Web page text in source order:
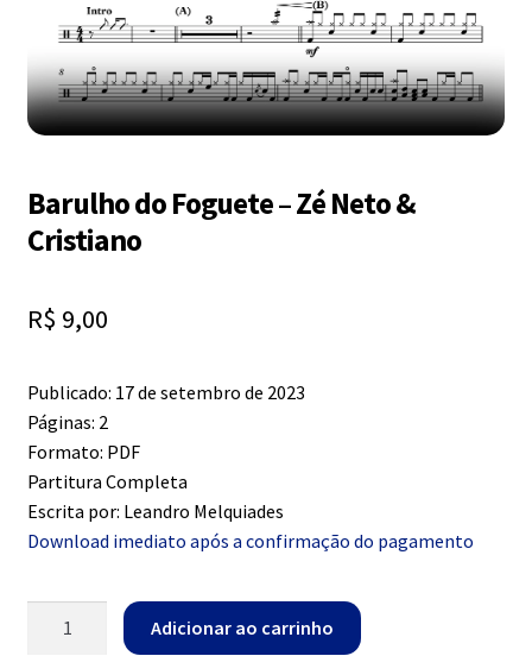
Contato
menu
Dúvidas
menu
Mapa do site
Barulho do Foguete – Zé Neto &
Cristiano
R$ 9,00
Publicado: 17 de setembro de 2023
Páginas: 2
Formato: PDF
Partitura Completa
Escrita por: Leandro Melquiades
Download imediato após a confirmação do pagamento
Adicionar ao carrinho